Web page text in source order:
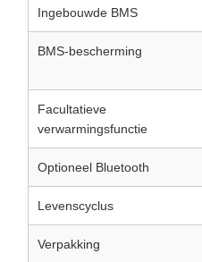
Ingebouwde BMS
BMS-bescherming
Facultatieve
verwarmingsfunctie
Optioneel Bluetooth
Levenscyclus
Verpakking